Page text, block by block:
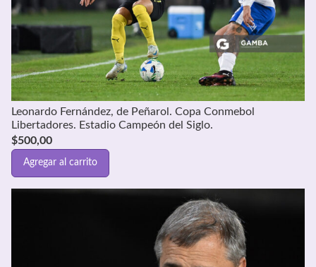
Leonardo Fernández, de Peñarol. Copa Conmebol
Libertadores. Estadio Campeón del Siglo.
$500,00
Agregar al carrito